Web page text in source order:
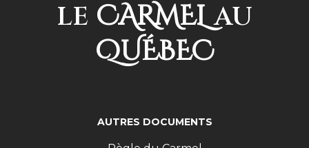
LE CARMELAU
QUÉBEC
AUTRES DOCUMENTS